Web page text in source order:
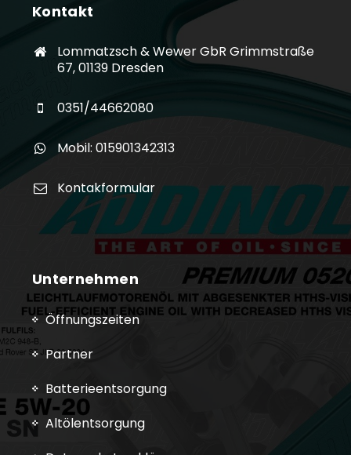
Kontakt
Lommatzsch & Wewer GbR Grimmstraße
67, 01139 Dresden
0351/44662080
Mobil: 015901342313
Kontakformular
Unternehmen
Öffnungszeiten
Partner
Batterieentsorgung
Altölentsorgung